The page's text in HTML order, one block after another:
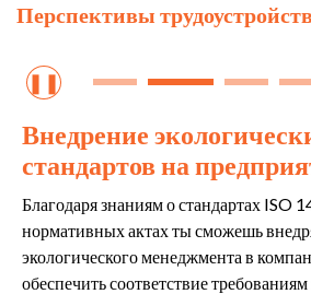
Перспективы
Внедрение
стандартов на
Благодаря знаниям о стандартах ISO
нормативных актах ты сможешь
экологического менеджмента в
обеспечить соответствие требованиям
❚❚